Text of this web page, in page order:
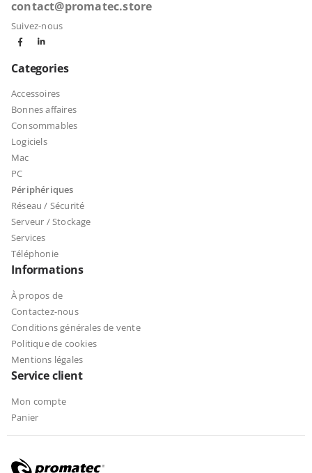
contact@promatec.store
Suivez-nous
Categories
Accessoires
Bonnes affaires
Consommables
Logiciels
Mac
PC
Périphériques
Réseau / Sécurité
Serveur / Stockage
Services
Téléphonie
Informations
À propos de
Contactez-nous
Conditions générales de vente
Politique de cookies
Mentions légales
Service client
Mon compte
Panier